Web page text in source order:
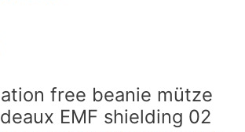
free beanie mütze
EMF shielding 02